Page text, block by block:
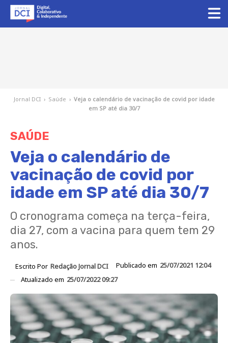
Jornal DCI › Saúde › Veja o calendário de vacinação de covid por idade
em SP até dia 30/7
SAÚDE
Veja o calendário de
vacinação de covid por
idade em SP até dia 30/7
O cronograma começa na terça-feira,
dia 27, com a vacina para quem tem 29
anos.
Escrito Por Redação Jornal DCI Publicado em 25/07/2021 12:04
Atualizado em 25/07/2022 09:27